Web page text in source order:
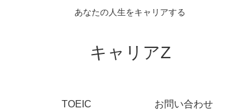
あなたの人生をキャリアする
キャリアZ
TOEIC お問い合わせ